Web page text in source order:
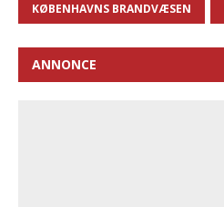
KØBENHAVNS BRANDVÆSEN
ANNONCE